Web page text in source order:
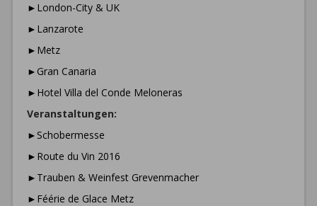
►London-City & UK
►Lanzarote
►Metz
►Gran Canaria
►Hotel Villa del Conde Meloneras
Veranstaltungen:
►Schobermesse
►Route du Vin 2016
►Trauben & Weinfest Grevenmacher
►Féérie de Glace Metz